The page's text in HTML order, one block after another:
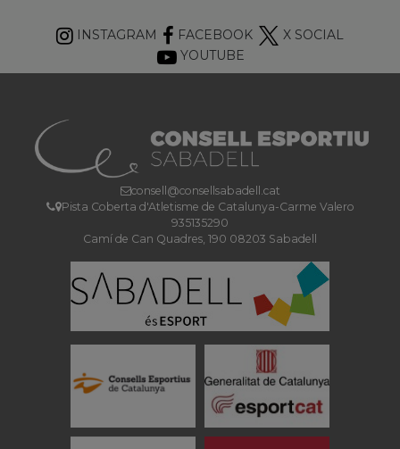
INSTAGRAM FACEBOOK
X SOCIAL
YOUTUBE
consell@consellsabadell.cat
Pista Coberta d'Atletisme de Catalunya-Carme Valero
935135290
Camí de Can Quadres, 190 08203 Sabadell